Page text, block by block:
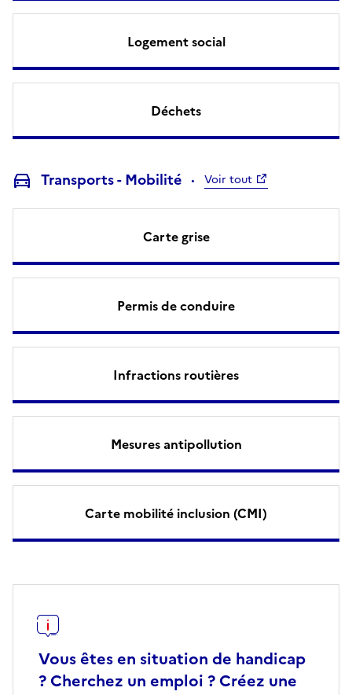
Logement social
Déchets
Transports - Mobilité Voir tout
Carte grise
Permis de conduire
Infractions routières
Mesures antipollution
Carte mobilité inclusion (CMI)
Vous êtes en situation de handicap
? Cherchez un emploi ? Créez une